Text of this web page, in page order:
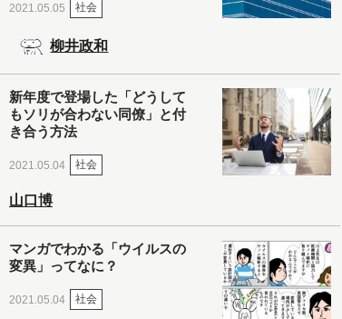
2021.05.05 社会
柳井政和
新年度で登場した「どうして
もソリが合わない同僚」と付
き合う方法
2021.05.04 社会
山口博
マンガでわかる「ウイルスの
変異」ってなに？
2021.05.04 社会